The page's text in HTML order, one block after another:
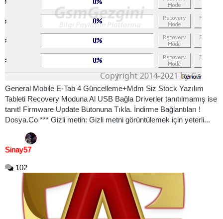
General Mobile E-Tab 4 Güncelleme+Mdm Siz Stock Yazılım
Tableti Recovery Moduna Al USB Bağla Driverler tanıtılmamış ise
tanıt! Firmware Update Butonuna Tıkla. İndirme Bağlantıları !
Dosya.Co *** Gizli metin: Gizli metni görüntülemek için yeterli...
Sinay57
102